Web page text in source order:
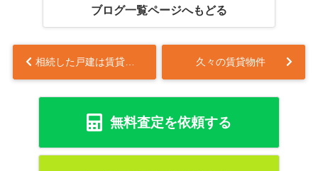
ブログ一覧ページへもどる
相続した戸建は賃貸が得か損か？小平市の賃貸市場を解説... 久々の賃貸物件
無料査定を依頼する